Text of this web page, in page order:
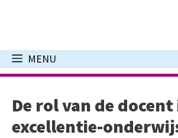
inhoud
MENU
De rol van de docent
excellentie-